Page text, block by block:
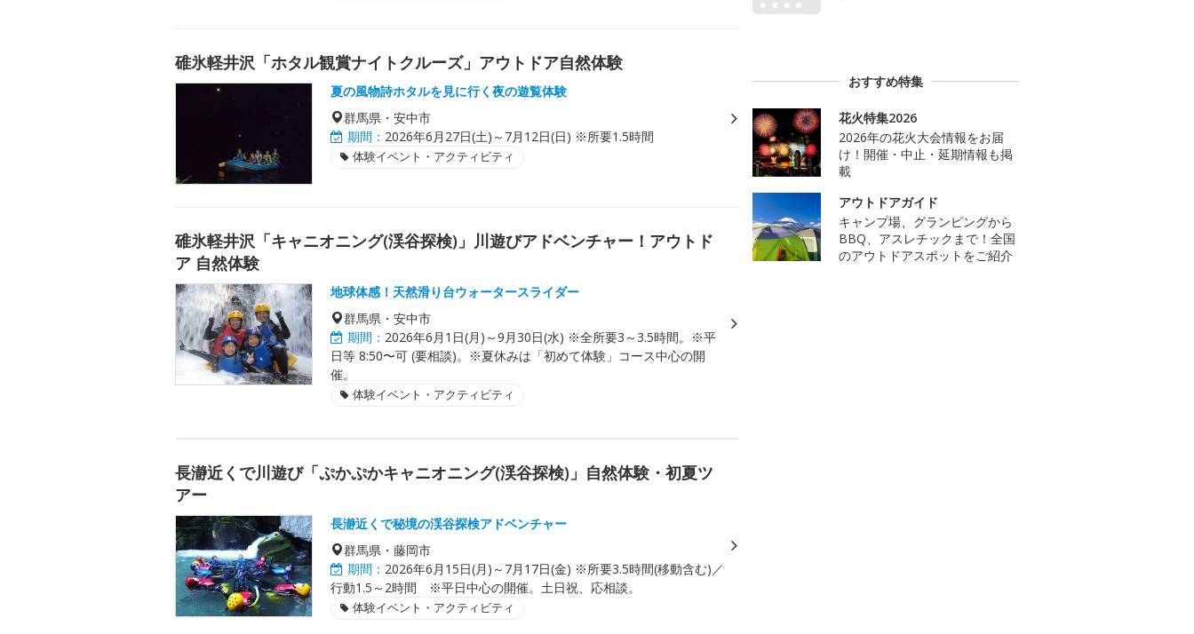
碓氷軽井沢「ホタル観賞ナイトクルーズ」アウトドア自然体験
夏の風物詩ホタルを見に行く夜の遊覧体験
群馬県・安中市
期間： 2026年6月27日(土)～7月12日(日) ※所要1.5時間
体験イベント・アクティビティ
碓氷軽井沢「キャニオニング(渓谷探検)」川遊びアドベンチャー！アウトド
ア 自然体験
地球体感！天然滑り台ウォータースライダー
群馬県・安中市
期間： 2026年6月1日(月)～9月30日(水) ※全所要3～3.5時間。※平
日等 8:50〜可 (要相談)。※夏休みは「初めて体験」コース中心の開
催。
体験イベント・アクティビティ
長瀞近くで川遊び「ぷかぷかキャニオニング(渓谷探検)」自然体験・初夏ツ
アー
長瀞近くで秘境の渓谷探検アドベンチャー
群馬県・藤岡市
期間： 2026年6月15日(月)～7月17日(金) ※所要3.5時間(移動含む)／
行動1.5～2時間 ※平日中心の開催。土日祝、応相談。
体験イベント・アクティビティ
おすすめ特集
花火特集2026
2026年の花火大会情報をお届
け！開催・中止・延期情報も掲
載
アウトドアガイド
キャンプ場、グランピングから
BBQ、アスレチックまで！全国
のアウトドアスポットをご紹介